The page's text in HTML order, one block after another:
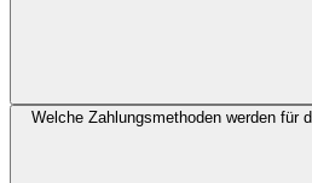
Welche Zahlungsmethoden werden für